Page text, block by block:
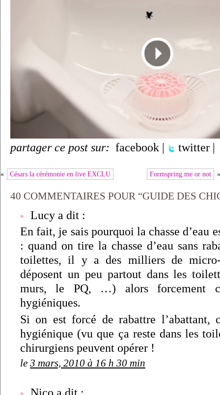
partager ce post sur: facebook | twitter |
« Césars la cérémonie en live EXCLU Formspring.me or not »
40 COMMENTAIRES POUR “GUIDE DES
Lucy a dit :
En fait, je sais pourquoi la chasse d’eau
: quand on tire la chasse d’eau sans
toilettes, il y a des milliers de micro-
déposent un peu partout dans les
murs, le PQ, …) alors forcement
hygiéniques.
Si on est forcé de rabattre l’abattant,
hygiénique (vu que ça reste dans les
chirurgiens peuvent opérer !
le 3 mars, 2010 à 16 h 30 min